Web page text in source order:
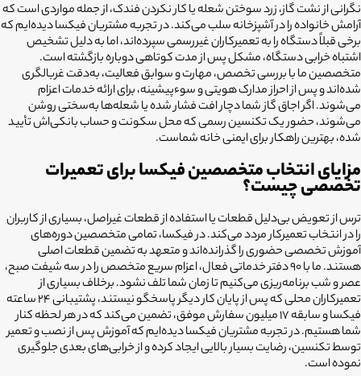
نگرانی از نشت گاز، زرد سوختن شعله یا کار نکردن فندک، از جمله مواردی است که
آرامش خانواده را در آشپزخانه سلب می‌کند. در تجربه مشتریان فیکسا دیده‌ایم که
برخی قبلاً دستگاه را به تعمیرکاران غیررسمی سپرده‌اند، اما به دلیل تشخیص
اشتباه خرابی دستگاه، مشکل پس از مدت کوتاهی دوباره بازگشته است.
متخصصین ما با بررسی تخصص، مهارت و سوابق فعالیت، به‌دقت غربالگری
شده‌اند و پس از احراز مدارک هویتی و سوءپیشینه، برای ارائه خدمات اعزام
می‌شوند. اگر اجاق گاز شما دچار افت فشار شده یا شعله‌ها به‌سختی روشن
می‌شوند، حضور یک تکنسین رسمی که محل سکونت و حساب بانکی‌اش تأیید
شده، بهترین راهکار برای ایمنی خانه شماست.
مزایای انتخاب متخصصین فیکسا برای تعمیرات
تخصصی چیست؟
ترس از تعویض بی‌دلیل قطعات یا استفاده از قطعات غیراصل، بسیاری از کاربران
را در انتخاب تعمیرکار مردد می‌کند. در فیکسا، تمامی متخصصین دوره‌های
آموزش تخصصی حضوری را گذرانده‌اند و متعهد به تضمین قطعات اصلی
هستند. ما با ۹۰ دفتر خدماتی فعال، اعزام سریع متخصص را در سه شیفت صبح،
عصر و شب برنامه‌ریزی می‌کنیم تا زمان شما تلف نشود. برخلاف بسیاری از
تعمیرکاران محلی که پس از پایان کار دیگر پاسخگو نیستند، پشتیبانی ۲۴ ساعته
فیکسا و سابقه ۱۷ میلیون سفارش موفق، تضمین می‌کند که در هر لحظه کنار
شما هستیم. در تجربه مشتریان فیکسا دیده‌ایم که آموزش پس از نصب و تعمیر
توسط تکنسین، رضایت بسیار بالایی ایجاد کرده و از خرابی‌های بعدی جلوگیری
نموده است.